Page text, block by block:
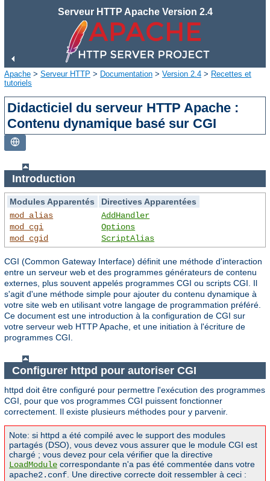
Serveur HTTP Apache Version 2.4
Apache > Serveur HTTP > Documentation > Version 2.4 > Recettes et
tutoriels
Didacticiel du serveur HTTP Apache :
Contenu dynamique basé sur CGI
Introduction
Modules Apparentés
Directives Apparentées
mod_alias
mod_cgi
mod_cgid
AddHandler
Options
ScriptAlias
CGI (Common Gateway Interface) définit une méthode d'interaction
entre un serveur web et des programmes générateurs de contenu
externes, plus souvent appelés programmes CGI ou scripts CGI. Il
s'agit d'une méthode simple pour ajouter du contenu dynamique à
votre site web en utilisant votre langage de programmation préféré.
Ce document est une introduction à la configuration de CGI sur
votre serveur web HTTP Apache, et une initiation à l'écriture de
programmes CGI.
Configurer httpd pour autoriser CGI
httpd doit être configuré pour permettre l'exécution des programmes
CGI, pour que vos programmes CGI puissent fonctionner
correctement. Il existe plusieurs méthodes pour y parvenir.
Note: si httpd a été compilé avec le support des modules
partagés (DSO), vous devez vous assurer que le module CGI est
chargé ; vous devez pour cela vérifier que la directive
LoadModule correspondante n'a pas été commentée dans votre
apache2.conf. Une directive correcte doit ressembler à ceci :